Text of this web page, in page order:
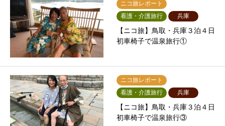
ニコ旅レポート
看護・介護旅行
兵庫
【ニコ旅】鳥取・兵庫３泊４日
初車椅子で温泉旅行①
ニコ旅レポート
看護・介護旅行
兵庫
【ニコ旅】鳥取・兵庫３泊４日
初車椅子で温泉旅行③